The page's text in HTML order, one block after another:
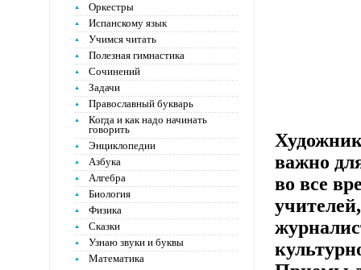
Оркестры
Испанскому язык
Учимся читать
Полезная гимнастика
Сочинений
Задачи
Православный букварь
Когда и как надо начинать
говорить
Энциклопедии
Азбука
Алгебра
Биология
Физика
Сказки
Узнаю звуки и буквы
Математика
важно
во все